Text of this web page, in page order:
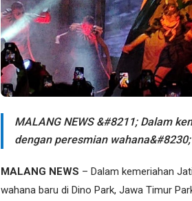
MALANG NEWS &#8211; Dalam
dengan peresmian wahana&#8230;
MALANG NEWS – Dalam kemeriahan
wahana baru di Dino Park, Jawa Timur